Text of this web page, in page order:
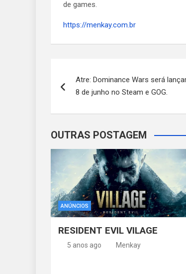
de games.
https://menkay.com.br
de
Post
Atre: Dominance Wars será
8 de junho no Steam e GOG.
OUTRAS POSTAGEM
ANÚNCIOS
RESIDENT EVIL VILAGE
5 anos ago Menkay